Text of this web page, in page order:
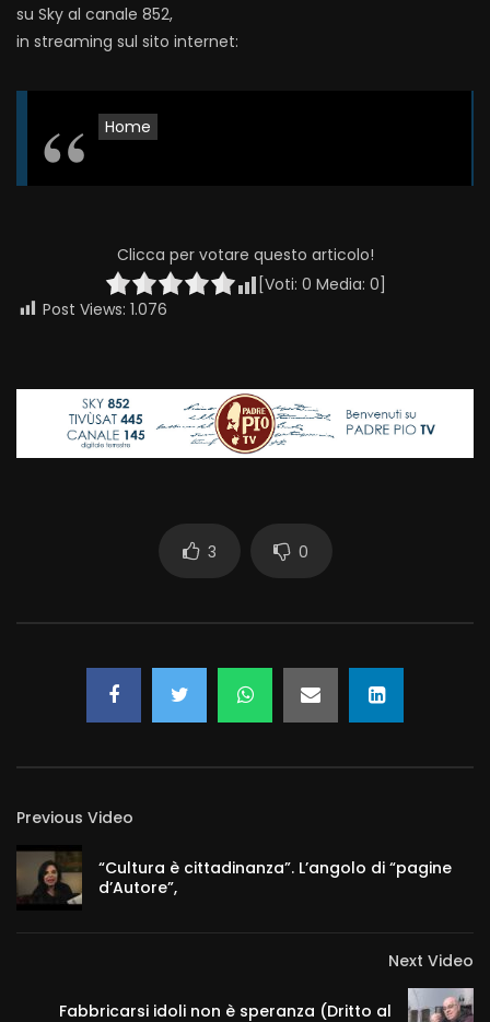
su Sky al canale 852,
in streaming sul sito internet:
Home
Clicca per votare questo articolo!
[Voti: 0 Media: 0]
Post Views: 1.076
3 0
Previous Video
“Cultura è cittadinanza”. L’angolo di “pagine
d’Autore”,
Next Video
Fabbricarsi idoli non è speranza (Dritto al